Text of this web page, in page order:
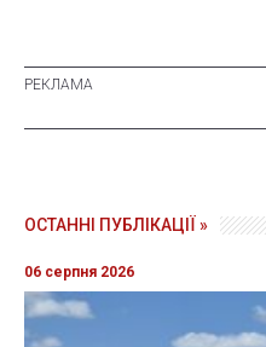
ОСТАННІ ПУБЛІКАЦІЇ »
06 серпня 2026